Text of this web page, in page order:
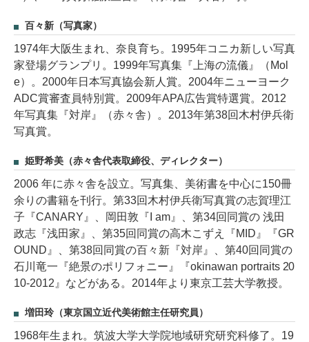
百々新（写真家）
1974年大阪生まれ、奈良育ち。1995年コニカ新しい写真
家登場グランプリ。1999年写真集『上海の流儀』（Mol
e）。2000年日本写真協会新人賞。2004年ニューヨーク
ADC賞審査員特別賞。2009年APA広告賞特選賞。2012
年写真集『対岸』（赤々舎）。2013年第38回木村伊兵衛
写真賞。
姫野希美（赤々舎代表取締役、ディレクター）
2006 年に赤々舎を設立。写真集、美術書を中心に150冊
余りの書籍を刊行。第33回木村伊兵衛写真賞の志賀理江
子『CANARY』、岡田敦『I am』、第34回同賞の 浅田
政志『浅田家』、第35回同賞の高木こずえ『MID』『GR
OUND』、第38回同賞の百々新『対岸』、第40回同賞の
石川竜一『絶景のポリフォニー』『okinawan portraits 20
10-2012』などがある。2014年より東京工芸大学教授。
増田玲（東京国立近代美術館主任研究員）
1968年生まれ。筑波大学大学院地域研究研究科修了。19